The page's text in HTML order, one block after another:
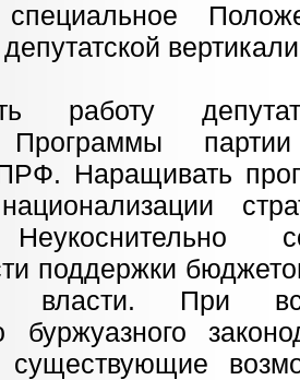
специальное
работу
Программы
Наращивать
поддержки
власти. При
буржуазного
существующие